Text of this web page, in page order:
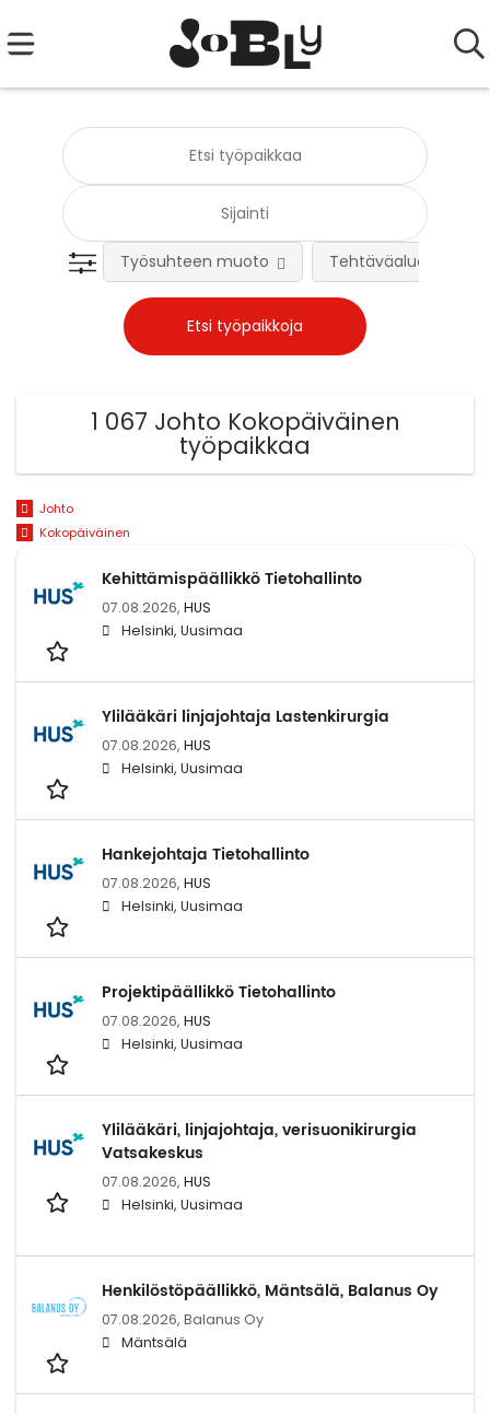
Työsuhteen muoto Tehtäväalue
1 067 Johto Kokopäiväinen
työpaikkaa
Johto
Kokopäiväinen
Kehittämispäällikkö Tietohallinto
07.08.2026, HUS
Helsinki, Uusimaa
Ylilääkäri linjajohtaja Lastenkirurgia
07.08.2026, HUS
Helsinki, Uusimaa
Hankejohtaja Tietohallinto
07.08.2026, HUS
Helsinki, Uusimaa
Projektipäällikkö Tietohallinto
07.08.2026, HUS
Helsinki, Uusimaa
Ylilääkäri, linjajohtaja, verisuonikirurgia
Vatsakeskus
07.08.2026, HUS
Helsinki, Uusimaa
Henkilöstöpäällikkö, Mäntsälä, Balanus Oy
07.08.2026, Balanus Oy
Mäntsälä